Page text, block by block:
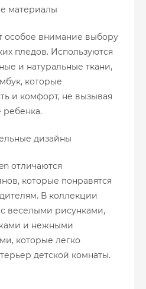
материалы
особое внимание выбору
пледов. Используются
и натуральные ткани,
которые
и комфорт, не вызывая
дизайны
отличаются
которые понравятся
В коллекции
веселыми рисунками,
и нежными
которые легко
детской комнаты.